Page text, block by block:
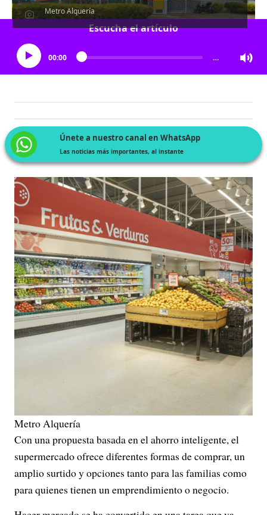
Metro Alquería
Escucha el artículo
00:00 …
Únete a nuestro canal en WhatsApp
Las noticias más importantes, al instante
Metro Alquería
Con una propuesta basada en el ahorro inteligente, el
supermercado ofrece diferentes formas de comprar, un
amplio surtido y opciones tanto para las familias como
para quienes tienen un emprendimiento o negocio.